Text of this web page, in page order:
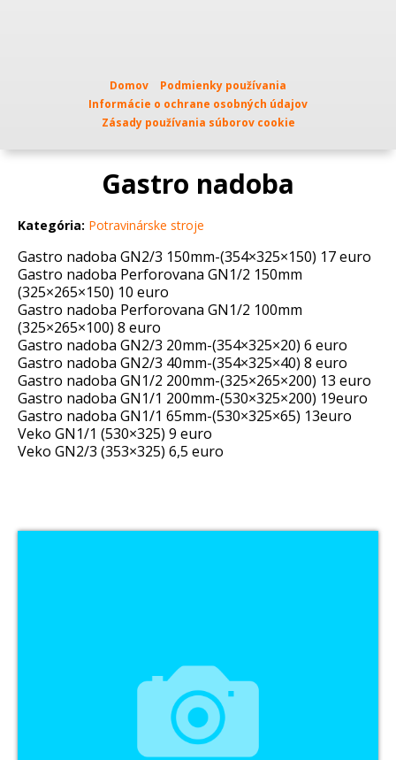
Domov
Podmienky používania
Informácie o ochrane osobných údajov
Zásady používania súborov cookie
Gastro nadoba
Kategória: Potravinárske stroje
Gastro nadoba GN2/3 150mm-(354×325×150) 17 euro
Gastro nadoba Perforovana GN1/2 150mm
(325×265×150) 10 euro
Gastro nadoba Perforovana GN1/2 100mm
(325×265×100) 8 euro
Gastro nadoba GN2/3 20mm-(354×325×20) 6 euro
Gastro nadoba GN2/3 40mm-(354×325×40) 8 euro
Gastro nadoba GN1/2 200mm-(325×265×200) 13 euro
Gastro nadoba GN1/1 200mm-(530×325×200) 19euro
Gastro nadoba GN1/1 65mm-(530×325×65) 13euro
Veko GN1/1 (530×325) 9 euro
Veko GN2/3 (353×325) 6,5 euro